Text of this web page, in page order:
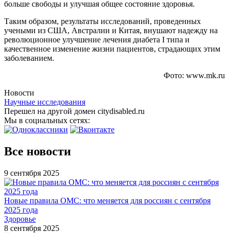
больше свободы и улучшая общее состояние здоровья.
Таким образом, результаты исследований, проведенных
учеными из США, Австралии и Китая, внушают надежду на
революционное улучшение лечения диабета I типа и
качественное изменение жизни пациентов, страдающих этим
заболеванием.
Фото: www.mk.ru
Новости
Научные исследования
Перешел на другой домен citydisabled.ru
Мы в социальных сетях:
Все новости
9 сентября 2025
Новые правила ОМС: что меняется для россиян с сентября
2025 года
Здоровье
8 сентября 2025